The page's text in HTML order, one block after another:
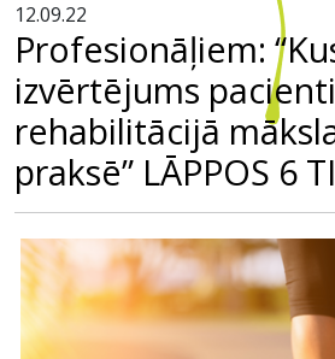
12.09.22
Profesionāļiem:
izvērtējums
rehabilitācijā
praksē” LĀPPOS 6